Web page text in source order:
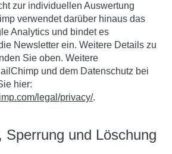
zur individuellen Auswertung
verwendet darüber hinaus das
Analytics und bindet es
Newsletter ein. Weitere Details zu
Sie oben. Weitere
und dem Datenschutz bei
hier:
legal/privacy/.
Sperrung und Löschung